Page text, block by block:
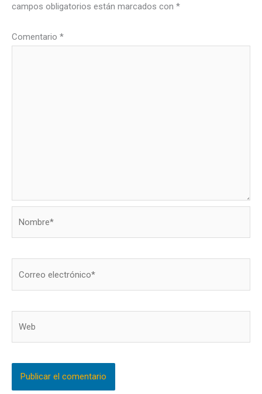
campos obligatorios están marcados con *
Comentario *